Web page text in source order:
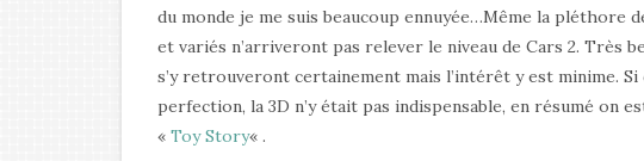
du monde je me suis beaucoup ennuyée…Même la pléthore
et variés n’arriveront pas relever le niveau de Cars 2. Très
s’y retrouveront certainement mais l’intérêt y est minime.
perfection, la 3D n’y était pas indispensable, en résumé on
« Toy Story« .